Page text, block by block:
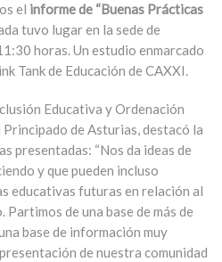
el informe de “Buenas Prácticas
tuvo lugar en la sede de
horas. Un estudio enmarcado
Tank de Educación de CAXXI.
Educativa y Ordenación
de Asturias, destacó la
presentadas: “Nos da ideas de
y que pueden incluso
educativas futuras en relación al
de una base de más de
base de información muy
de nuestra comunidad